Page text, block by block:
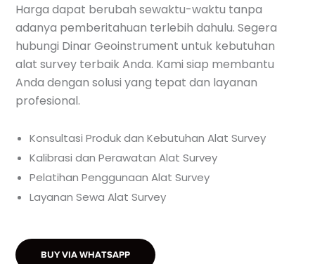
Harga dapat berubah sewaktu-waktu tanpa
adanya pemberitahuan terlebih dahulu. Segera
hubungi Dinar Geoinstrument untuk kebutuhan
alat survey terbaik Anda. Kami siap membantu
Anda dengan solusi yang tepat dan layanan
profesional.
Konsultasi Produk dan Kebutuhan Alat Survey
Kalibrasi dan Perawatan Alat Survey
Pelatihan Penggunaan Alat Survey
Layanan Sewa Alat Survey
BUY VIA WHATSAPP